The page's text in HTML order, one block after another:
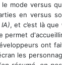
mode versus
en versus
, et c’est là
permet
ont
les